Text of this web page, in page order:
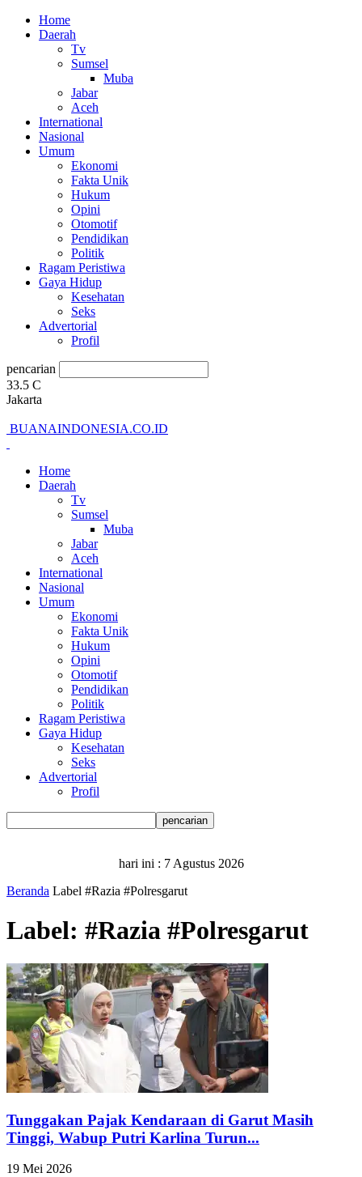
Home
Daerah
Tv
Sumsel
Muba
Jabar
Aceh
International
Nasional
Umum
Ekonomi
Fakta Unik
Hukum
Opini
Otomotif
Pendidikan
Politik
Ragam Peristiwa
Gaya Hidup
Kesehatan
Seks
Advertorial
Profil
pencarian
33.5 C
Jakarta
BUANAINDONESIA.CO.ID
Home
Daerah
Tv
Sumsel
Muba
Jabar
Aceh
International
Nasional
Umum
Ekonomi
Fakta Unik
Hukum
Opini
Otomotif
Pendidikan
Politik
Ragam Peristiwa
Gaya Hidup
Kesehatan
Seks
Advertorial
Profil
hari ini : 7 Agustus 2026
Beranda Label #Razia #Polresgarut
Label: #Razia #Polresgarut
Tunggakan Pajak Kendaraan di Garut Masih
Tinggi, Wabup Putri Karlina Turun...
19 Mei 2026